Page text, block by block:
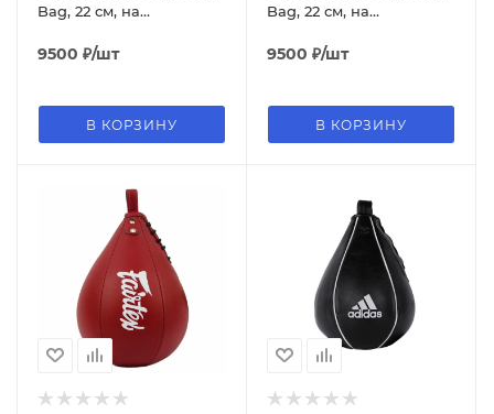
Bag, 22 см, на
9500 ₽/шт
В КОРЗИНУ
Bag, 22 см, на
9500 ₽/шт
В КОРЗИНУ